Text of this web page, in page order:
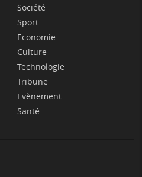
Société
Sport
Economie
Culture
Technologie
Tribune
Evènement
Santé